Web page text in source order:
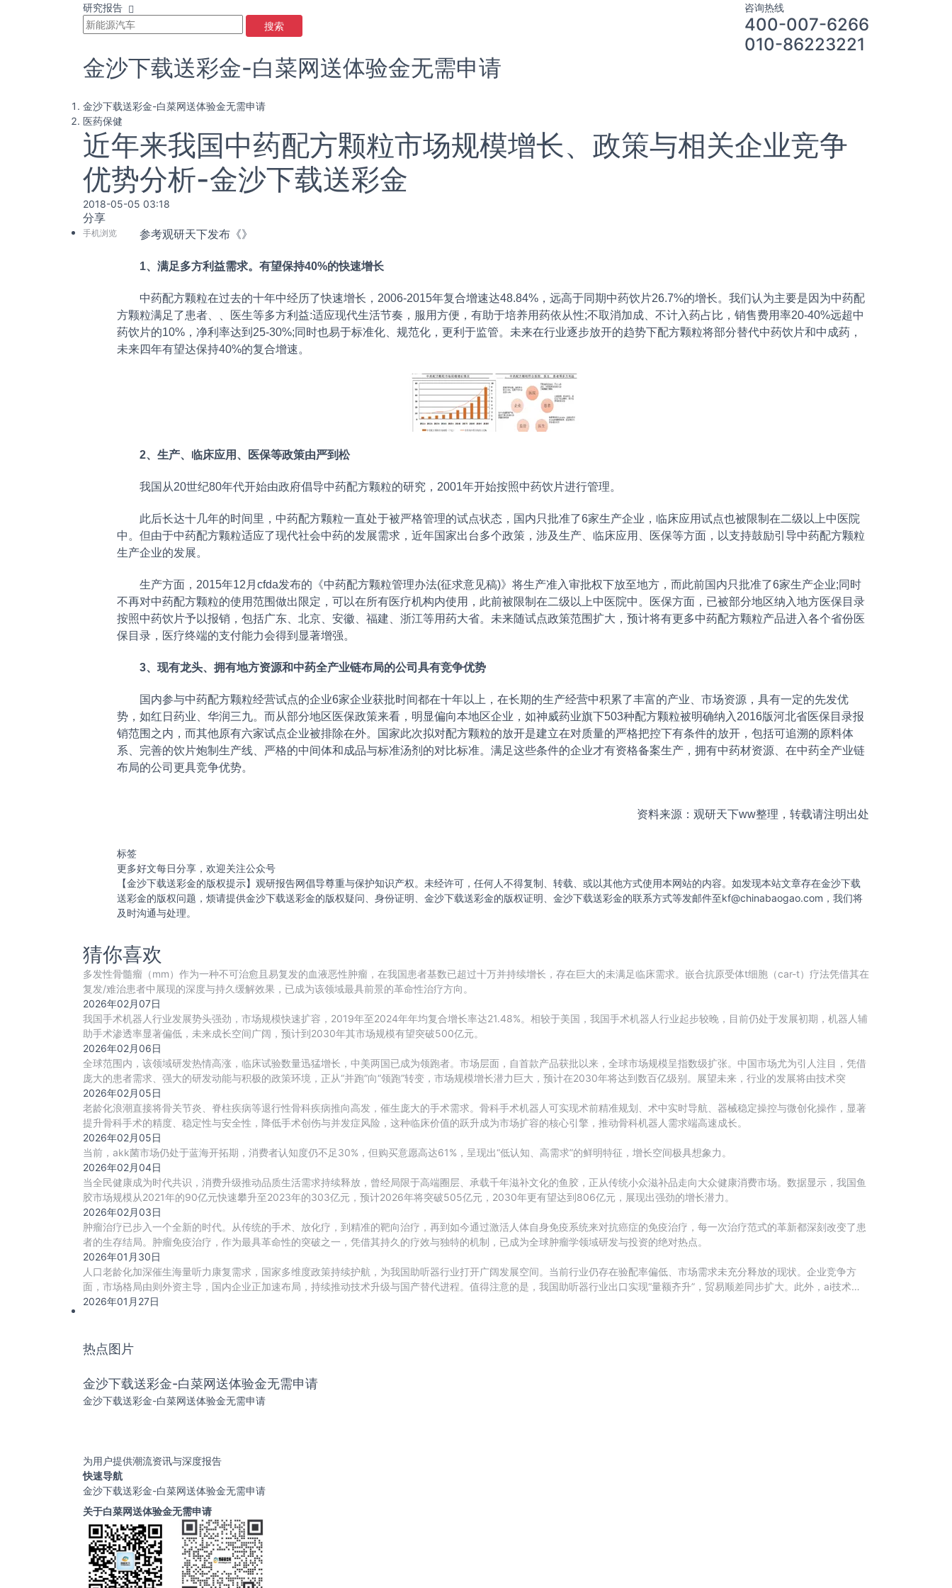
研究报告
搜索
咨询热线
400-007-6266
010-86223221
金沙下载送彩金-白菜网送体验金无需申请
金沙下载送彩金-白菜网送体验金无需申请
医药保健
近年来我国中药配方颗粒市场规模增长、政策与相关企业竞争
优势分析-金沙下载送彩金
2018-05-05 03:18
分享
手机浏览 参考观研天下发布《》
1、满足多方利益需求。有望保持40%的快速增长
中药配方颗粒在过去的十年中经历了快速增长，2006-2015年复合增速达48.84%，远高于同期中药饮片26.7%的增长。我们认为主要是因为中药配
方颗粒满足了患者、、医生等多方利益:适应现代生活节奏，服用方便，有助于培养用药依从性;不取消加成、不计入药占比，销售费用率20-40%远超中
药饮片的10%，净利率达到25-30%;同时也易于标准化、规范化，更利于监管。未来在行业逐步放开的趋势下配方颗粒将部分替代中药饮片和中成药，
未来四年有望达保持40%的复合增速。
2、生产、临床应用、医保等政策由严到松
我国从20世纪80年代开始由政府倡导中药配方颗粒的研究，2001年开始按照中药饮片进行管理。
此后长达十几年的时间里，中药配方颗粒一直处于被严格管理的试点状态，国内只批准了6家生产企业，临床应用试点也被限制在二级以上中医院
中。但由于中药配方颗粒适应了现代社会中药的发展需求，近年国家出台多个政策，涉及生产、临床应用、医保等方面，以支持鼓励引导中药配方颗粒
生产企业的发展。
生产方面，2015年12月cfda发布的《中药配方颗粒管理办法(征求意见稿)》将生产准入审批权下放至地方，而此前国内只批准了6家生产企业;同时
不再对中药配方颗粒的使用范围做出限定，可以在所有医疗机构内使用，此前被限制在二级以上中医院中。医保方面，已被部分地区纳入地方医保目录
按照中药饮片予以报销，包括广东、北京、安徽、福建、浙江等用药大省。未来随试点政策范围扩大，预计将有更多中药配方颗粒产品进入各个省份医
保目录，医疗终端的支付能力会得到显著增强。
3、现有龙头、拥有地方资源和中药全产业链布局的公司具有竞争优势
国内参与中药配方颗粒经营试点的企业6家企业获批时间都在十年以上，在长期的生产经营中积累了丰富的产业、市场资源，具有一定的先发优
势，如红日药业、华润三九。而从部分地区医保政策来看，明显偏向本地区企业，如神威药业旗下503种配方颗粒被明确纳入2016版河北省医保目录报
销范围之内，而其他原有六家试点企业被排除在外。国家此次拟对配方颗粒的放开是建立在对质量的严格把控下有条件的放开，包括可追溯的原料体
系、完善的饮片炮制生产线、严格的中间体和成品与标准汤剂的对比标准。满足这些条件的企业才有资格备案生产，拥有中药材资源、在中药全产业链
布局的公司更具竞争优势。
资料来源：观研天下ww整理，转载请注明出处
标签
更多好文每日分享，欢迎关注公众号
【金沙下载送彩金的版权提示】观研报告网倡导尊重与保护知识产权。未经许可，任何人不得复制、转载、或以其他方式使用本网站的内容。如发现本站文章存在金沙下载
送彩金的版权问题，烦请提供金沙下载送彩金的版权疑问、身份证明、金沙下载送彩金的版权证明、金沙下载送彩金的联系方式等发邮件至kf@chinabaogao.com ，我们将
及时沟通与处理。
猜你喜欢
多发性骨髓瘤（mm）作为一种不可治愈且易复发的血液恶性肿瘤，在我国患者基数已超过十万并持续增长，存在巨大的未满足临床需求。嵌合抗原受体t细胞（car-t）疗法凭借其在
复发/难治患者中展现的深度与持久缓解效果，已成为该领域最具前景的革命性治疗方向。
2026年02月07日
我国手术机器人行业发展势头强劲，市场规模快速扩容，2019年至2024年年均复合增长率达21.48%。相较于美国，我国手术机器人行业起步较晚，目前仍处于发展初期，机器人辅
助手术渗透率显著偏低，未来成长空间广阔，预计到2030年其市场规模有望突破500亿元。
2026年02月06日
全球范围内，该领域研发热情高涨，临床试验数量迅猛增长，中美两国已成为领跑者。市场层面，自首款产品获批以来，全球市场规模呈指数级扩张。中国市场尤为引人注目，凭借
庞大的患者需求、强大的研发动能与积极的政策环境，正从“并跑”向“领跑”转变，市场规模增长潜力巨大，预计在2030年将达到数百亿级别。展望未来，行业的发展将由技术突
2026年02月05日
老龄化浪潮直接将骨关节炎、脊柱疾病等退行性骨科疾病推向高发，催生庞大的手术需求。骨科手术机器人可实现术前精准规划、术中实时导航、器械稳定操控与微创化操作，显著
提升骨科手术的精度、稳定性与安全性，降低手术创伤与并发症风险，这种临床价值的跃升成为市场扩容的核心引擎，推动骨科机器人需求端高速成长。
2026年02月05日
当前，akk菌市场仍处于蓝海开拓期，消费者认知度仍不足30%，但购买意愿高达61%，呈现出“低认知、高需求”的鲜明特征，增长空间极具想象力。
2026年02月04日
当全民健康成为时代共识，消费升级推动品质生活需求持续释放，曾经局限于高端圈层、承载千年滋补文化的鱼胶，正从传统小众滋补品走向大众健康消费市场。数据显示，我国鱼
胶市场规模从2021年的90亿元快速攀升至2023年的303亿元，预计2026年将突破505亿元，2030年更有望达到806亿元，展现出强劲的增长潜力。
2026年02月03日
肿瘤治疗已步入一个全新的时代。从传统的手术、放化疗，到精准的靶向治疗，再到如今通过激活人体自身免疫系统来对抗癌症的免疫治疗，每一次治疗范式的革新都深刻改变了患
者的生存结局。肿瘤免疫治疗，作为最具革命性的突破之一，凭借其持久的疗效与独特的机制，已成为全球肿瘤学领域研发与投资的绝对热点。
2026年01月30日
人口老龄化加深催生海量听力康复需求，国家多维度政策持续护航，为我国助听器行业打开广阔发展空间。当前行业仍存在验配率偏低、市场需求未充分释放的现状。企业竞争方
面，市场格局由则外资主导，国内企业正加速布局，持续推动技术升级与国产替代进程。值得注意的是，我国助听器行业出口实现“量额齐升”，贸易顺差同步扩大。此外，ai技术与
助
2026年01月27日
热点图片
金沙下载送彩金-白菜网送体验金无需申请
金沙下载送彩金-白菜网送体验金无需申请
为用户提供潮流资讯与深度报告
快速导航
金沙下载送彩金-白菜网送体验金无需申请
关于白菜网送体验金无需申请